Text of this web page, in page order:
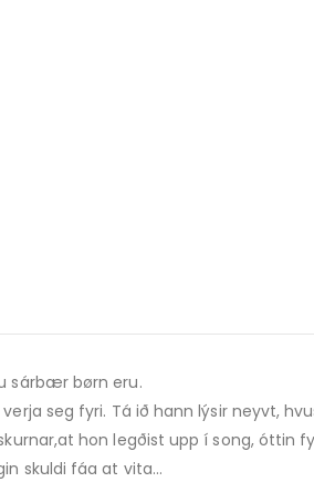
sárbær børn eru.
seg fyri. Tá ið hann lýsir neyvt,
hon legðist upp í song, óttin
skuldi fáa at vita…